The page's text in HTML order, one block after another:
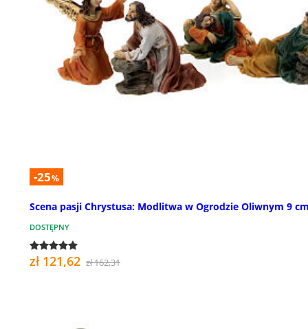
-25%
Scena pasji Chrystusa: Modlitwa w Ogrodzie Oliwnym 9
DOSTĘPNY
zł 121,62 zł 162,31